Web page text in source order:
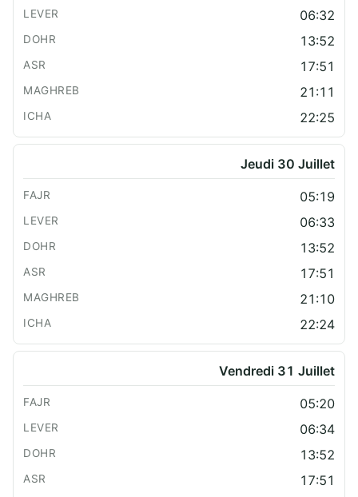
06:32
13:52
17:51
21:11
22:25
Jeudi 30 Juillet
05:19
06:33
13:52
17:51
21:10
22:24
Vendredi 31 Juillet
05:20
06:34
13:52
17:51